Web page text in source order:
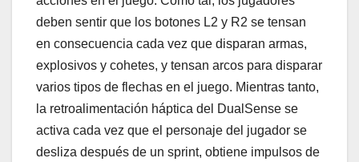
deben sentir que los botones L2 y R2 se tensan
en consecuencia cada vez que disparan armas,
explosivos y cohetes, y tensan arcos para disparar
varios tipos de flechas en el juego. Mientras tanto,
la retroalimentación háptica del DualSense se
activa cada vez que el personaje del jugador se
desliza después de un sprint, obtiene impulsos de